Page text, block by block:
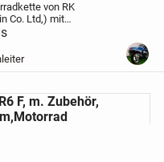
von RK
Co. Ltd,) mit
Teilung: ¾ x 3/8,
– 94, noch
OVP, Versand gegen
F, m. Zubehör,